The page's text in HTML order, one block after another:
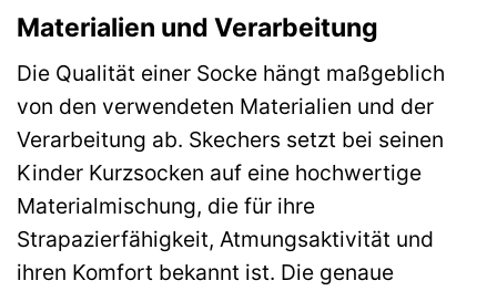
Materialien und Verarbeitung
Die Qualität einer Socke hängt maßgeblich
von den verwendeten Materialien und der
Verarbeitung ab. Skechers setzt bei seinen
Kinder Kurzsocken auf eine hochwertige
Materialmischung, die für ihre
Strapazierfähigkeit, Atmungsaktivität und
ihren Komfort bekannt ist. Die genaue